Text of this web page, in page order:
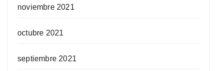
noviembre 2021
octubre 2021
septiembre 2021